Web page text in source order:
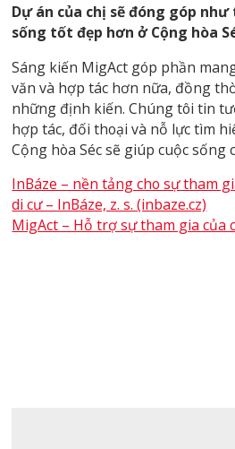
Dự án của chị sẽ đóng góp như
sống tốt đẹp hơn ở Cộng hòa
Sáng kiến ​​MigAct góp phần
văn và hợp tác hơn nữa, đồng
những định kiến. Chúng tôi tin
hợp tác, đối thoại và nỗ lực tìm
Cộng hòa Séc sẽ giúp cuộc
InBáze – nền tảng cho sự tham
di cư – InBáze, z. s. (inbaze.cz)
MigAct – Hỗ trợ sự tham gia của